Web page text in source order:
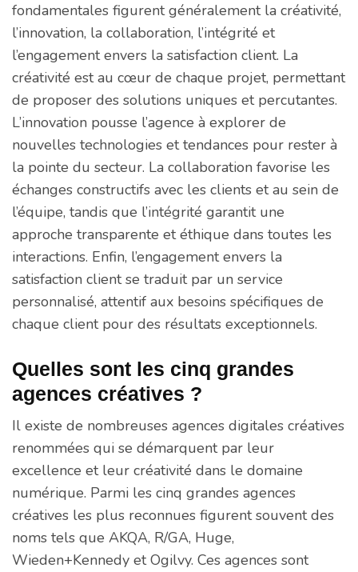
fondamentales figurent généralement la créativité,
l’innovation, la collaboration, l’intégrité et
l’engagement envers la satisfaction client. La
créativité est au cœur de chaque projet, permettant
de proposer des solutions uniques et percutantes.
L’innovation pousse l’agence à explorer de
nouvelles technologies et tendances pour rester à
la pointe du secteur. La collaboration favorise les
échanges constructifs avec les clients et au sein de
l’équipe, tandis que l’intégrité garantit une
approche transparente et éthique dans toutes les
interactions. Enfin, l’engagement envers la
satisfaction client se traduit par un service
personnalisé, attentif aux besoins spécifiques de
chaque client pour des résultats exceptionnels.
Quelles sont les cinq grandes
agences créatives ?
Il existe de nombreuses agences digitales créatives
renommées qui se démarquent par leur
excellence et leur créativité dans le domaine
numérique. Parmi les cinq grandes agences
créatives les plus reconnues figurent souvent des
noms tels que AKQA, R/GA, Huge,
Wieden+Kennedy et Ogilvy. Ces agences sont